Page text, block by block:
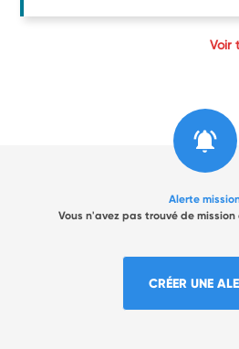
Voir
Alerte
Vous n'avez pas trouvé de
CRÉER UNE